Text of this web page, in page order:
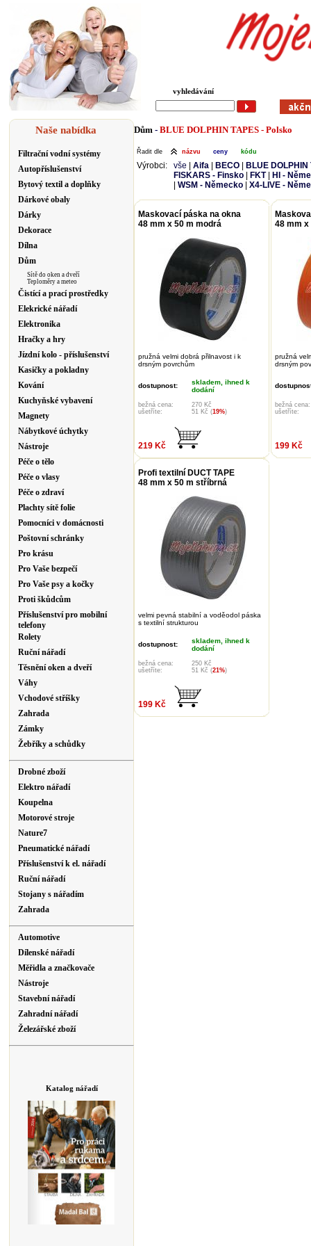
vyhledávání
Naše nabídka
Filtrační vodní systémy
Autopříslušenství
Bytový textil a doplňky
Dárkové obaly
Dárky
Dekorace
Dílna
Dům
Sítě do oken a dveří
Teploměry a meteo
Čistící a prací prostředky
Elekrické nářadí
Elektronika
Hračky a hry
Jízdní kolo - příslušenství
Kasičky a pokladny
Kování
Kuchyňské vybavení
Magnety
Nábytkové úchytky
Nástroje
Péče o tělo
Péče o vlasy
Péče o zdraví
Plachty sítě folie
Pomocníci v domácnosti
Poštovní schránky
Pro krásu
Pro Vaše bezpečí
Pro Vaše psy a kočky
Proti škůdcům
Příslušenství pro mobilní
telefony
Rolety
Ruční nářadí
Těsnění oken a dveří
Váhy
Vchodové stříšky
Zahrada
Zámky
Žebříky a schůdky
Drobné zboží
Elektro nářadí
Koupelna
Motorové stroje
Nature7
Pneumatické nářadí
Příslušenství k el. nářadí
Ruční nářadí
Stojany s nářadím
Zahrada
Automotive
Dílenské nářadí
Měřidla a značkovače
Nástroje
Stavební nářadí
Zahradní nářadí
Železářské zboží
Katalog nářadí
Dům - BLUE DOLPHIN TAPES - Polsko
Řadit dle názvu ceny kódu
Výrobci: vše Aifa BECO
BLUE
FISKARS - Finsko
FKT|
HI -
WSM - Německo X4-LIVE -
Maskovací páska na okna
48 mm x 50 m modrá
pružná velmi dobrá přilnavost i k
drsným povrchům
dostupnost:
skladem, ihned k
dodání
bežná cena:
270 Kč
ušetříte:
51 Kč (19%)
219 Kč
48 mm x
pružná
drsným
bežná cena:
ušetříte:
199 Kč
Profi textilní DUCT TAPE
48 mm x 50 m stříbrná
velmi pevná stabilní a voděodol páska
s textilní strukturou
dostupnost:
skladem, ihned k
dodání
bežná cena:
250 Kč
ušetříte:
51 Kč (21%)
199 Kč